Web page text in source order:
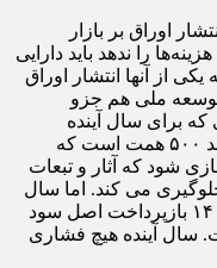
اوراق بر بازار
را ندهد باید دارایی
از آنها انتشار اوراق
ملی هم جزو
برای سال آینده
درخصوص انتشار اوراق در نظر گرفته شد ۵۰۰ همت است که
شود که آثار و تبعات
جلوگیری می کند. اما سال
آینده بابت تعهدات سررسید شده سال ۱۴۰۴ بازپرداخت اصل سود
سال آینده هیچ فشاری